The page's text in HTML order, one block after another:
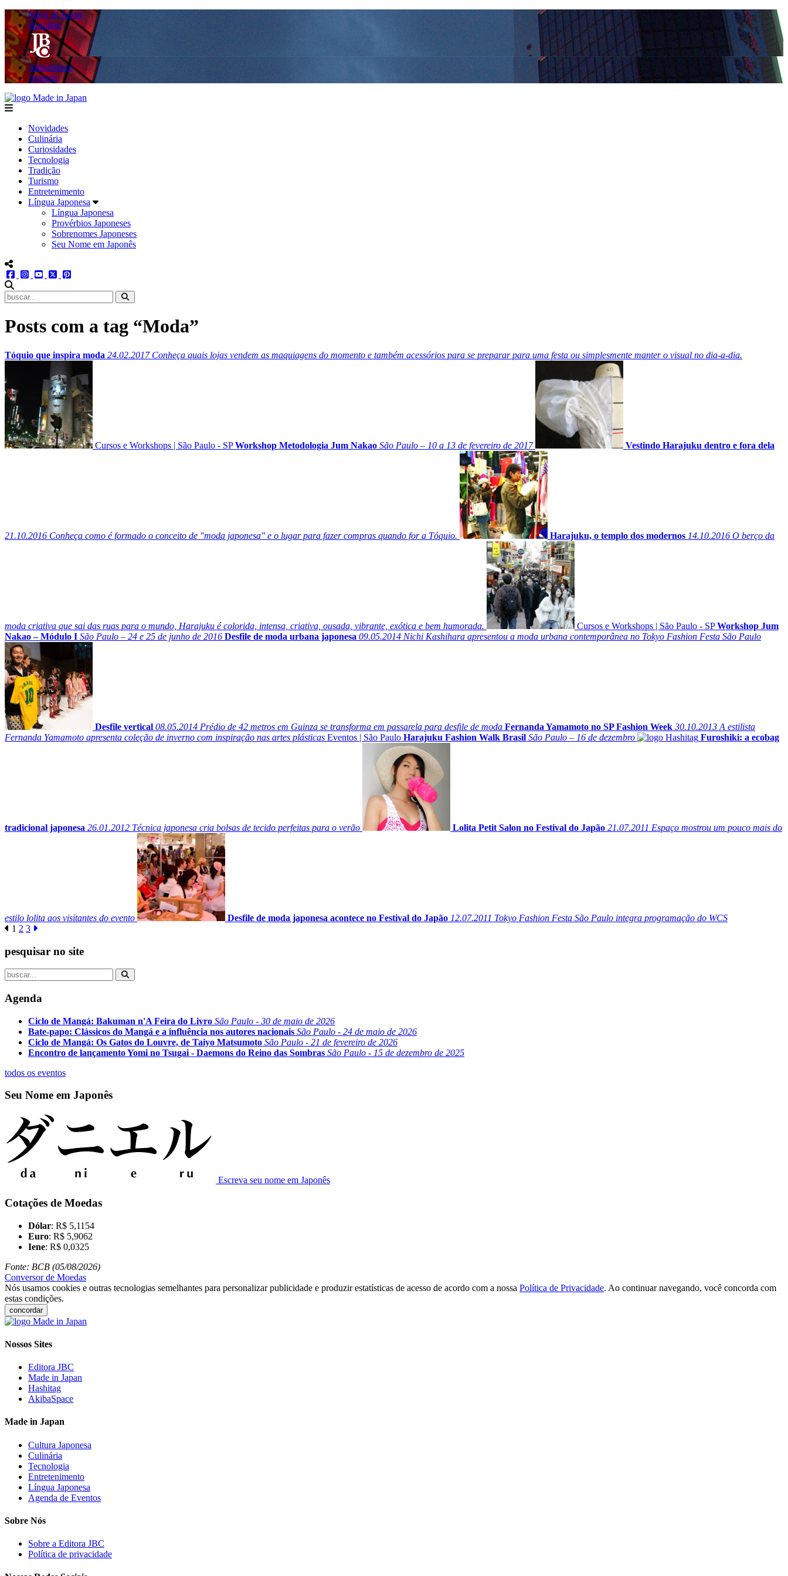
Made in Japan
Hashitag
AkibaSpace
Agenda
menu
Novidades
Culinária
Curiosidades
Tecnologia
Tradição
Turismo
Entretenimento
Língua Japonesa
Língua Japonesa
Provérbios Japoneses
Sobrenomes Japoneses
Seu Nome em Japonês
menu redes social
facebookinstagram
youtube
twitter
Posts com a tag “Moda”
Tóquio que inspira moda 24.02.2017Conheça quais lojas vendem as maquiagens do momento e também acessórios para se preparar para uma festa ou simplesmente manter o visual no dia-a-dia.
Cursos e Workshops | São Paulo - SP Workshop Metodologia Jum Nakao São Paulo – 10 a 13 de fevereiro de 2017 Vestindo Harajuku dentro e fora dela
21.10.2016 Conheça como é formado o conceito de "moda japonesa" e o lugar para fazer compras quando for a Tóquio. Harajuku, o templo dos modernos 14.10.2016 O berço da
moda criativa que sai das ruas para o mundo, Harajuku é colorida, intensa, criativa, ousada, vibrante, exótica e bem humorada. Cursos e Workshops | São Paulo - SP Workshop Jum
Nakao – Módulo I São Paulo – 24 e 25 de junho de 2016 Desfile de moda urbana japonesa 09.05.2014 Nichi Kashihara apresentou a moda urbana contemporânea no Tokyo Fashion Festa São Paulo
Desfile vertical 08.05.2014 Prédio de 42 metros em Guinza se transforma em passarela para desfile de moda Fernanda Yamamoto no SP Fashion Week 30.10.2013 A estilista
Fernanda Yamamoto apresenta coleção de inverno com inspiração nas artes plásticas Eventos | São Paulo Harajuku Fashion Walk Brasil São Paulo – 16 de dezembro Furoshiki: a ecobag
tradicional japonesa 26.01.2012 Técnica japonesa cria bolsas de tecido perfeitas para o verão Lolita Petit Salon no Festival do Japão 21.07.2011 Espaço mostrou um pouco mais do
estilo lolita aos visitantes do evento Desfile de moda japonesa acontece no Festival do Japão 12.07.2011 Tokyo Fashion Festa São Paulo integra programação do WCS
1 2 3
pesquisar no site
Agenda
Ciclo de Mangá: Bakuman n'A Feira do Livro São Paulo - 30 de maio de 2026
Bate-papo: Clássicos do Mangá e a influência nos autores nacionais São Paulo - 24 de maio de 2026
Ciclo de Mangá: Os Gatos do Louvre, de Taiyo Matsumoto São Paulo - 21 de fevereiro de 2026
Encontro de lançamento Yomi no Tsugai - Daemons do Reino das Sombras São Paulo - 15 de dezembro de 2025
todos os eventos
Seu Nome em Japonês
Escreva seu nome em Japonês
Cotações de Moedas
Dólar: R$ 5,1154
Euro: R$ 5,9062
Iene: R$ 0,0325
Fonte: BCB (05/08/2026)
Conversor de Moedas
Nós usamos cookies e outras tecnologias semelhantes para personalizar publicidade e produzir estatísticas de acesso de acordo com a nossa Política de Privacidade. Ao continuar navegando, você concorda com
estas condições.
concordar
Nossos Sites
Editora JBC
Made in Japan
Hashitag
AkibaSpace
Made in Japan
Cultura Japonesa
Culinária
Tecnologia
Entretenimento
Língua Japonesa
Agenda de Eventos
Sobre Nós
Sobre a Editora JBC
Política de privacidade